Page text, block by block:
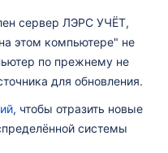
сервер ЛЭРС УЧЁТ,
этом компьютере" не
по прежнему не
для обновления.
, чтобы отразить новые
системы